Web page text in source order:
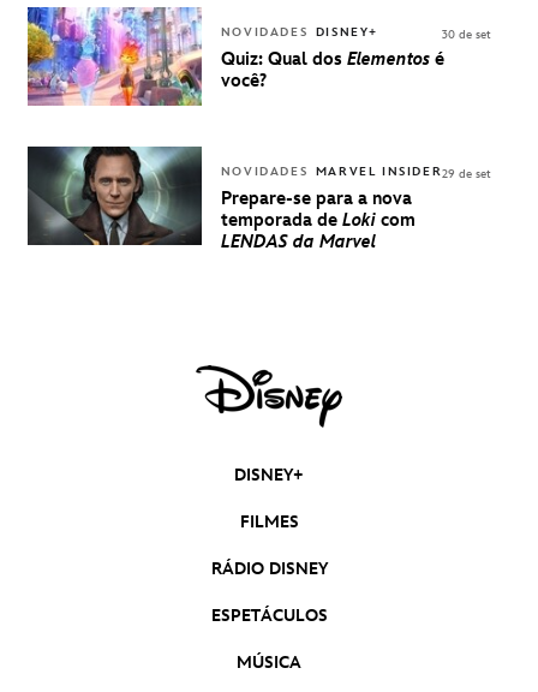
DISNEY
NOVIDADES DISNEY+
Quiz: Qual dos Elementos é
você?
30 de set
NOVIDADES MARVEL INSIDER
Prepare-se para a nova
temporada de Loki com
LENDAS da Marvel
29 de set
DISNEY+
FILMES
RÁDIO DISNEY
ESPETÁCULOS
MÚSICA